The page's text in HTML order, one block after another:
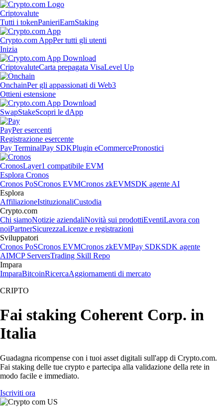
Criptovalute
Tutti i tokenPanieriEarnStaking
Crypto.com AppPer tutti gli utenti
Inizia
CriptovaluteCarta prepagata VisaLevel Up
OnchainPer gli appassionati di Web3
Ottieni estensione
SwapStakeScopri le dApp
PayPer esercenti
Registrazione esercente
Pay TerminalPay SDKPlugin eCommercePronostici
CronosLayer1 compatibile EVM
Esplora Cronos
Cronos PoSCronos EVMCronos zkEVMSDK agente AI
Esplora
AffiliazioneIstituzionaliCustodia
Crypto.com
Chi siamoNotizie aziendaliNovità sui prodottiEventiLavora con
noiPartnerSicurezzaLicenze e registrazioni
Sviluppatori
Cronos PoSCronos EVMCronos zkEVMPay SDKSDK agente
AIMCP ServersTrading Skill Repo
Impara
ImparaBitcoinRicercaAggiornamenti di mercato
CRIPTO
Fai staking Coherent Corp. in
Italia
Guadagna ricompense con i tuoi asset digitali sull'app di Crypto.com.
Fai staking delle tue crypto e partecipa alla validazione della rete in
modo facile e immediato.
Iscriviti ora